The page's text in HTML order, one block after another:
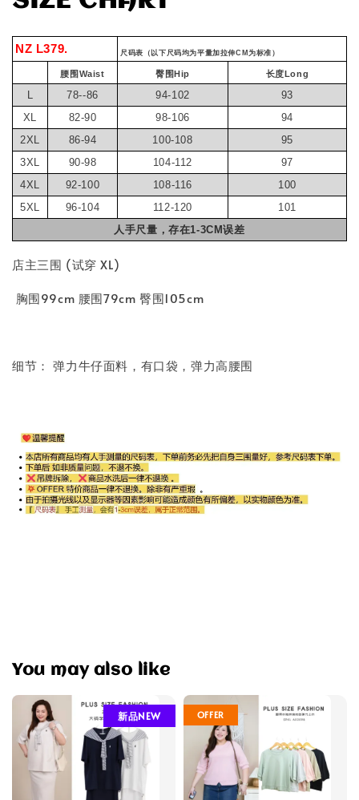
NZ L379. 尺码表（以下尺码均为平量加拉伸CM为标准）
腰围Waist 臀围Hip 长度Long
L 78--86 94-102
93
XL
82-90 98-106
94
2XL
86-94 100-108
95
3XL
90-98 104-112
97
4XL
92-100 108-116
100
5XL
96-104 112-120
101
人手尺量，存在1-3CM误差
店主三围 (试穿 XL)
胸围99cm 腰围79cm 臀围105cm
细节： 弹力牛仔面料，有口袋，弹力高腰围
You may also like
新品NEW OFFER